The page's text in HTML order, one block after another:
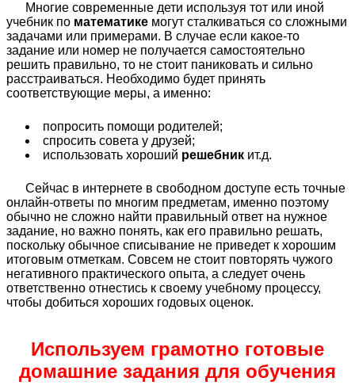
Многие современные дети используя тот или иной
учебник по математике могут сталкиваться со сложными
задачами или примерами. В случае если какое-то
задание или номер не получается самостоятельно
решить правильно, то не стоит паниковать и сильно
расстраиваться. Необходимо будет принять
соответствующие меры, а именно:
попросить помощи родителей;
спросить совета у друзей;
использовать хороший решебник ит.д.
Сейчас в интернете в свободном доступе есть точные
онлайн-ответы по многим предметам, именно поэтому
обычно не сложно найти правильный ответ на нужное
задание, но важно понять, как его правильно решать,
поскольку обычное списывание не приведет к хорошим
итоговым отметкам. Совсем не стоит повторять чужого
негативного практического опыта, а следует очень
ответственно отнестись к своему учебному процессу,
чтобы добиться хороших годовых оценок.
Используем грамотно готовые
домашние задания для обучения